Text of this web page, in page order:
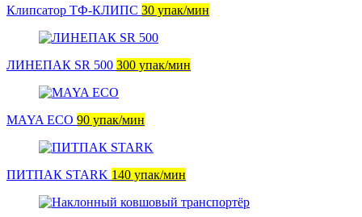
Клипсатор ТФ-КЛИПС 30 упак/мин
ЛИНЕПАК SR 500 300 упак/мин
MAYA ECO 90 упак/мин
ПИТПАК STARK 140 упак/мин